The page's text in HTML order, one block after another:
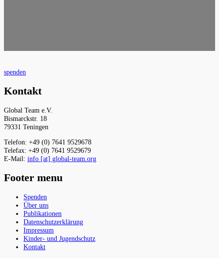
spenden
Kontakt
Global Team e.V.
Bismarckstr. 18
79331 Teningen
Telefon: +49 (0) 7641 9529678
Telefax: +49 (0) 7641 9529679
E-Mail: info [at] global-team.org
Footer menu
Spenden
Über uns
Publikationen
Datenschutzerklärung
Impressum
Kinder- und Jugendschutz
Kontakt